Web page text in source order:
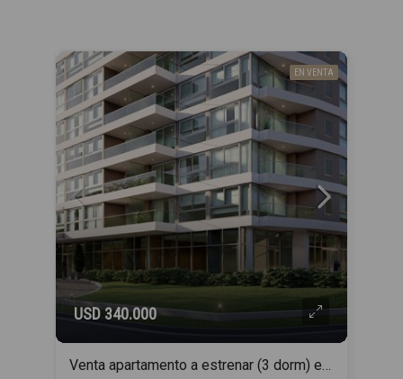
EN VENTA
USD 340.000
Venta apartamento a estrenar (3 dorm) en Punta del Este con financiación propia